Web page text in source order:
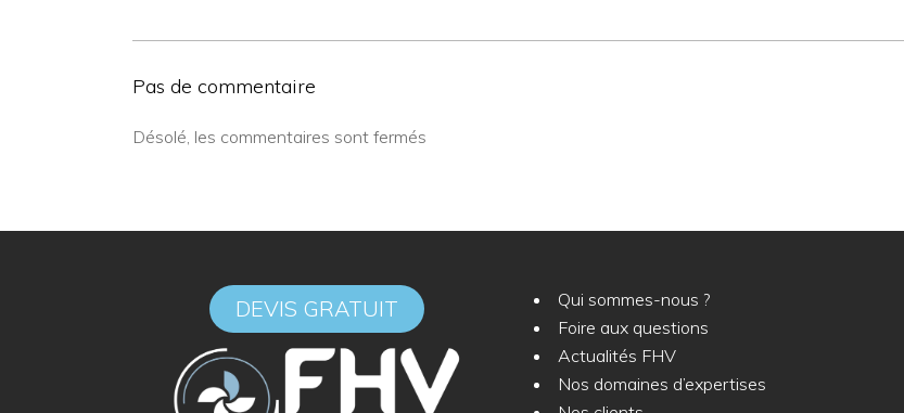
Pas de commentaire
Désolé, les commentaires sont fermés
DEVIS GRATUIT
Qui sommes-nous ?
Foire aux questions
Actualités FHV
Nos domaines d’expertises